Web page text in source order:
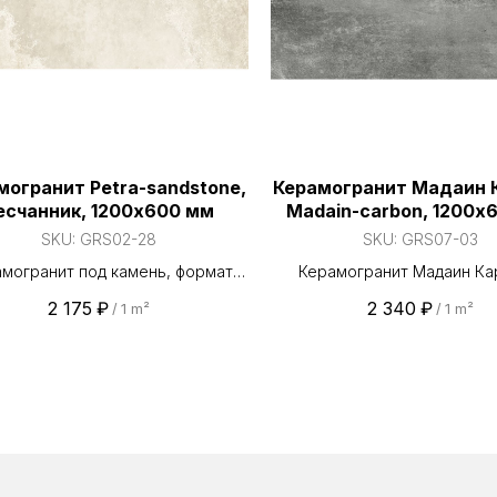
м² керамогранита — отгрузка
за 2 часа. Работаем по
ЮФО и Республике Крым, 98,7
100 000 м²
из наличия за 2 часа.
всему ЮФО и
% отгрузок выполняем
Petra-sandstone,
1200х600 мм
SKU: GRS02-28
под камень, формат
Износостойкости PEI IV.
2 175 ₽ / 1 m²
Керамогранит Мадаин
Madain-carbon,
SKU: GRS07-03
Керамогранит Мадаин
2 340 ₽ / 1 m²